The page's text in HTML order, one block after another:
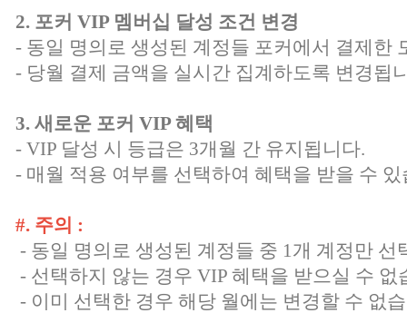
2. 포커 VIP 멤버십 달성 조건 변경
- 동일 명의로 생성된 계정들 포커에서 결제한
- 당월 결제 금액을 실시간 집계하도록 변경됩
3. 새로운 포커 VIP 혜택
- VIP 달성 시 등급은 3개월 간 유지됩니다.
- 매월 적용 여부를 선택하여 혜택을 받을 수 있
#. 주의 :
- 동일 명의로 생성된 계정들 중 1개 계정만 선
- 선택하지 않는 경우 VIP 혜택을 받으실 수 없
- 이미 선택한 경우 해당 월에는 변경할 수 없